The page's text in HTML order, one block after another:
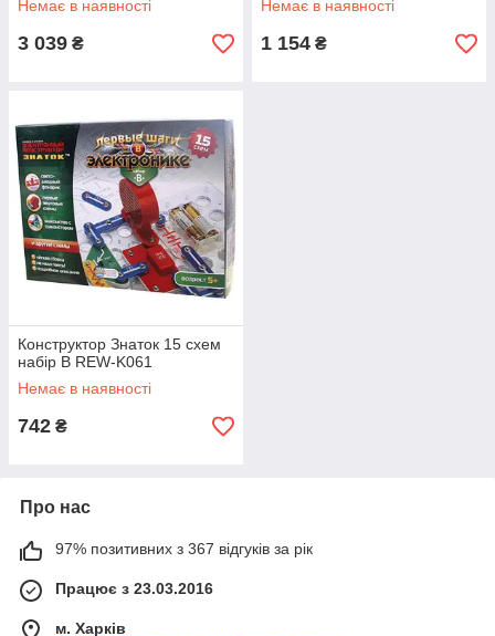
Немає в наявності
3 039 ₴
Немає в наявності
1 154 ₴
Конструктор Знаток 15 схем
набір B REW-K061
Немає в наявності
742 ₴
Про нас
97% позитивних з 367 відгуків за рік
Працює з 23.03.2016
м. Харків